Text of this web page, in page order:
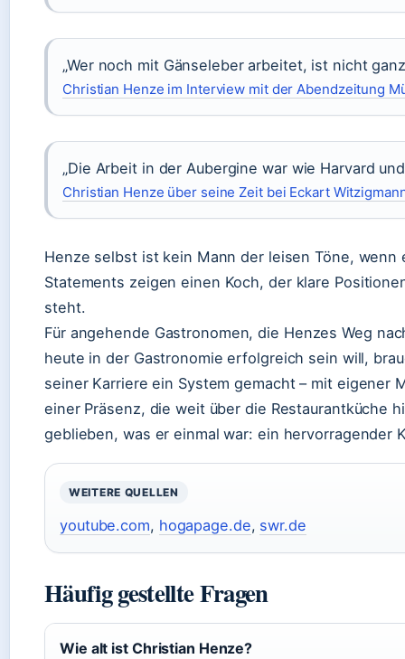
„Wer noch mit Gänseleber arbeitet, ist nicht
Christian Henze im Interview mit der Abendzeitung
„Die Arbeit in der Aubergine war wie Harvard
Christian Henze über seine Zeit bei Eckart
Henze selbst ist kein Mann der leisen Töne, wenn
Statements zeigen einen Koch, der klare
steht.
Für angehende Gastronomen, die Henzes Weg
heute in der Gastronomie erfolgreich sein will,
seiner Karriere ein System gemacht – mit eigener
einer Präsenz, die weit über die Restaurantküche
geblieben, was er einmal war: ein hervorragender
WEITERE QUELLEN
youtube.com, hogapage.de, swr.de
Häufig gestellte Fragen
Wie alt ist Christian Henze?